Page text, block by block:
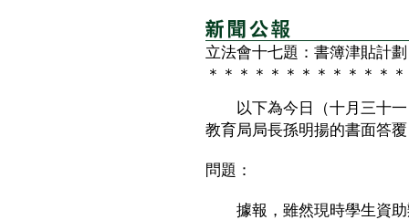
立法會十七題：書簿津貼計劃
＊＊＊＊＊＊＊＊＊＊＊＊＊
以下為今日（十月三十一
教育局局長孫明揚的書面答
問題：
據報，雖然現時學生資助